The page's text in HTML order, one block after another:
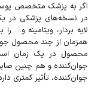
اگر به پزشک متخصص
در نسخه‌های پزشکی در
لایه بردار، ویتامینه و…
همزمان از چند محصول
محصول در یک زمان
جوان‌کننده و هم چنین
جوان‌کننده، تأثیر کمتری